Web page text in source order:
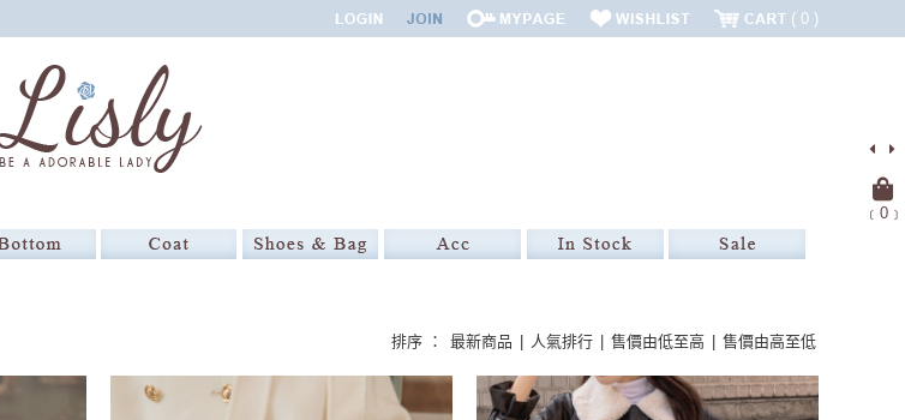
0
﹝ 0﹞
排序 ： 最新商品 人氣排行 售價由低至高 售價由高至低